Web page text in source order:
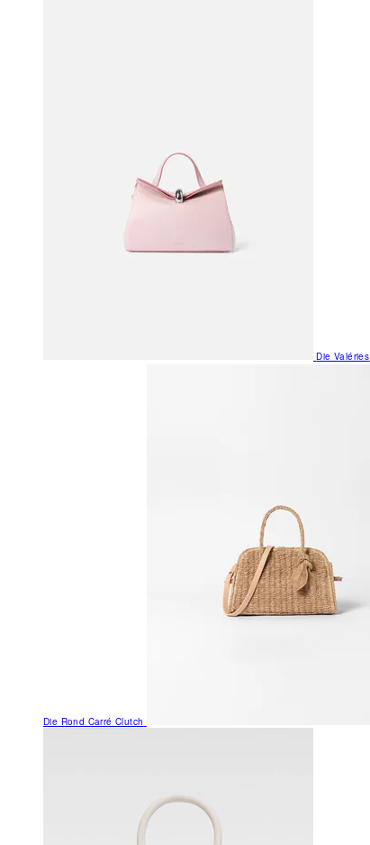
Die Valéries
Die Rond Carré Clutch